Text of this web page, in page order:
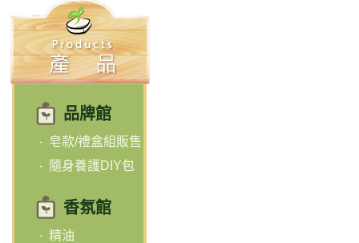
品牌館
皂款/禮盒組販售
隨身養護DIY包
香氛館
精油